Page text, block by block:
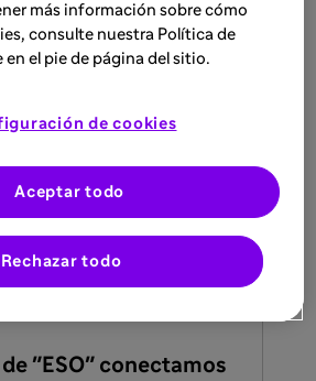
la 28ª Reunión Anual
clave de IL-4 e IL-13 en la
PRESCRIBIR O DISPENSAR
"ESO" conectamos
más información sobre cómo
consulte nuestra Política de
el pie de página del sitio.
de cookies
Rechazar todo
Aceptar todo